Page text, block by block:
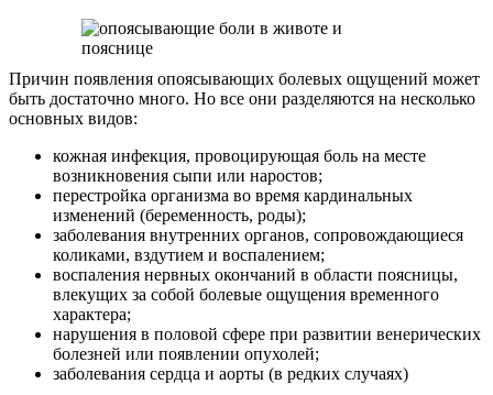
Причин появления опоясывающих болевых ощущений может
быть достаточно много. Но все они разделяются на несколько
основных видов:
кожная инфекция, провоцирующая боль на месте
возникновения сыпи или наростов;
перестройка организма во время кардинальных
изменений (беременность, роды);
заболевания внутренних органов, сопровождающиеся
коликами, вздутием и воспалением;
воспаления нервных окончаний в области поясницы,
влекущих за собой болевые ощущения временного
характера;
нарушения в половой сфере при развитии венерических
болезней или появлении опухолей;
заболевания сердца и аорты (в редких случаях)